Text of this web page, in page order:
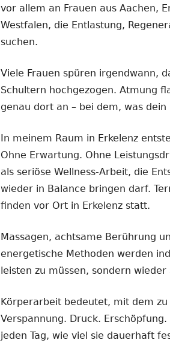
Fenster
öffnen
vor allem an Frauen aus Aachen,
Westfalen, die Entlastung,
suchen.
Viele Frauen spüren irgendwann,
Schultern hochgezogen. Atmung
genau dort an – bei dem, was
In meinem Raum in Erkelenz
Ohne Erwartung. Ohne
als seriöse Wellness-Arbeit, die
wieder in Balance bringen darf.
finden vor Ort in Erkelenz statt.
Massagen, achtsame Berührung
energetische Methoden werden
leisten zu müssen, sondern wieder
Körperarbeit bedeutet, mit dem
Verspannung. Druck.
jeden Tag, wie viel sie dauerhaft